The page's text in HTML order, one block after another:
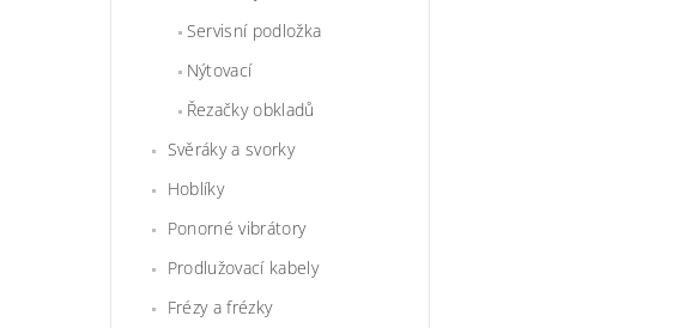
Servisní podložka
Nýtovací
Řezačky obkladů
Svěráky a svorky
Hoblíky
Ponorné vibrátory
Prodlužovací kabely
Frézy a frézky